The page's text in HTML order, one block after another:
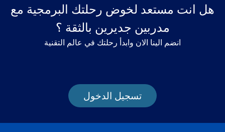
هل انت مستعد لخوض رحلتك البرمجية مع
مدربين جديرين بالثقة ؟
انضم الينا الان وابدأ رحلتك في عالم التقنية
تسجيل الدخول